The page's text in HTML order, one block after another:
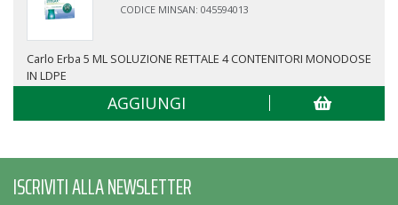
CODICE MINSAN: 045594013
RETTALE 4 CONTENITORI MONODOSE CLISMALAX
ISCRIVITI ALLA NEWSLETTER